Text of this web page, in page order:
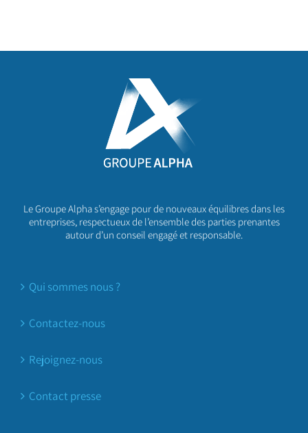
Le Groupe Alpha s’engage pour de nouveaux équilibres dans les
entreprises, respectueux de l’ensemble des parties prenantes
autour d’un conseil engagé et responsable.
Qui sommes nous ?
Contactez-nous
Rejoignez-nous
Contact presse